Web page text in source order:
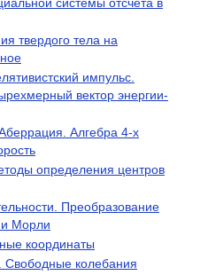
твердого тела на
импульс.
вектор энергии-
Алгебра 4-х
определения центров
Преобразование
Морли
координаты
Свободные колебания